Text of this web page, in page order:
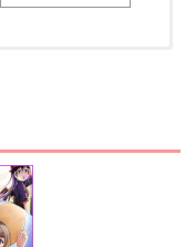
渡辺曜
優木せつ菜